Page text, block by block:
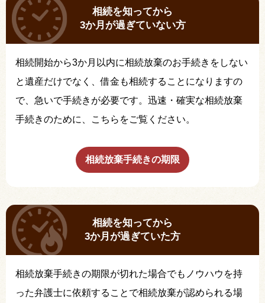
相続を知ってから
3か月が過ぎていない方
相続開始から3か月以内に相続放棄のお手続きをしない
と遺産だけでなく、借金も相続することになりますの
で、急いで手続きが必要です。迅速・確実な相続放棄
手続きのために、こちらをご覧ください。
相続放棄手続きの期限
相続を知ってから
3か月が過ぎていた方
相続放棄手続きの期限が切れた場合でもノウハウを持
った弁護士に依頼することで相続放棄が認められる場